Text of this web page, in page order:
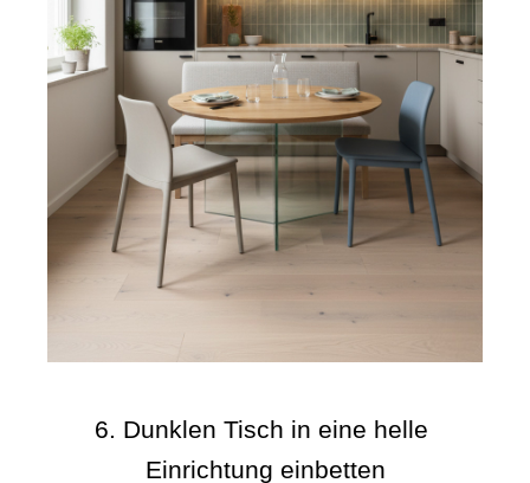
6. Dunklen Tisch in eine helle
Einrichtung einbetten